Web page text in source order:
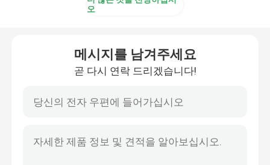
100 인치 스마트한 보드
105 인치 스마트한 보드
110 인치 스마트한 보드
오
메시지를 남겨주세요
곧 다시 연락 드리겠습니다!